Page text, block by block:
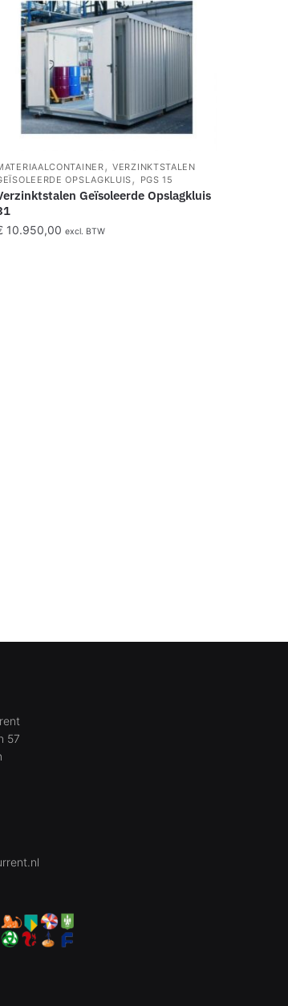
,VERZINKTSTALEN
OPSLAGKLUIS, PGS 15
Geïsoleerde Opslagkluis
10.950,00 excl. BTW
57